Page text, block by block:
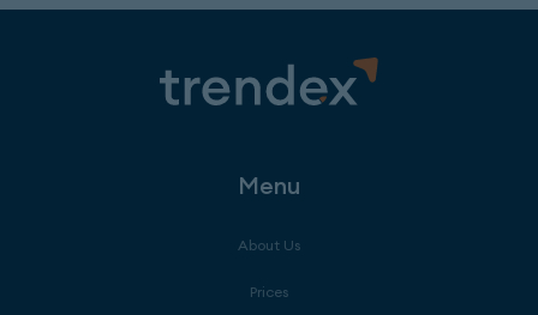
Menu
About Us
Prices